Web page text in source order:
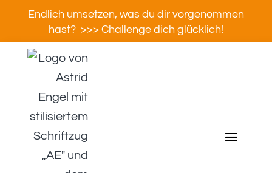
Endlich umsetzen, was du dir vorgenommen
hast? >>> Challenge dich glücklich!